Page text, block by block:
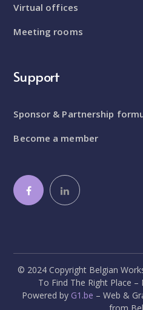
Virtual offices
Meeting rooms
Support
Sponsor & Partnership
Become a member
© 2024 Copyright Belgian
To Find The Right Place –
Powered by G1.be – Web &
from